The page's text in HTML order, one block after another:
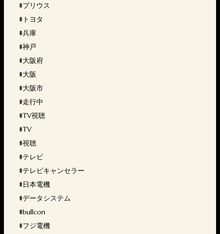
#プリウス
#トヨタ
#兵庫
#神戸
#大阪府
#大阪
#大阪市
#走行中
#TV視聴
#TV
#視聴
#テレビ
#テレビキャンセラー
#日本電機
#データシステム
#bullcon
#フジ電機